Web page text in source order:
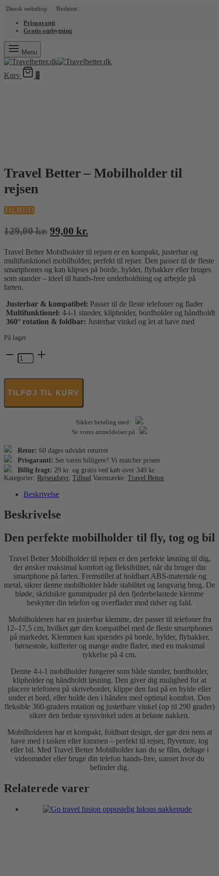
Dansk webshop Bedømt:
Prisgaranti
Gratis ombytning
Menu
Kurv
Travel Better – Mobilholder til
rejsen
TILBUD
129,00kr. Den
pris
var:
129,00 kr..
99,00 kr.
pris
er:
99,00 kr..
Travel Better Mobilholder til rejsen er en kompakt, justerbar og
multifunktionel mobilholder, perfekt til rejser. Den passer til de fleste
smartphones og kan klipses på borde, hylder, flybakker eller bruges
som stander – ideel til hands-free underholdning og arbejde på
farten.
Justerbar & kompatibel: Passer til de fleste telefoner og flader
Multifunktionel: 4-i-1 stander, klipholder, bordholder og håndholdt
360° rotation & foldbar: Justerbar vinkel og let at have med
På lager
Travel
Better
Mobilholder
rejsen
antal
TILFØJ TIL KURV
Sikker betaling med:
Se vores anmeldelser på
Retur: 60 dages udvidet returret
Prisgaranti: Set varen billigere? Vi matcher prisen
Billig fragt: 29 kr. og gratis ved køb over 349 kr.
Kategorier: Rejseudstyr, Tilbud Varemærke: Travel Better
Beskrivelse
Beskrivelse
Den perfekte mobilholder til fly, tog og bil
Travel Better Mobilholder til rejsen er den perfekte løsning til dig,
der ønsker maksimal komfort og fleksibilitet, når du bruger din
smartphone på farten. Fremstillet af holdbart ABS-materiale og
metal, sikrer denne mobilholder både stabilitet og langvarig brug. De
bløde, skridsikre gummipuder på den fjederbelastede klemme
beskytter din telefon og overflader mod ridser og fald.
Mobilholderen har en justerbar klemme, der passer til telefoner fra
12–17,5 cm, hvilket gør den kompatibel med de fleste smartphones
på markedet. Klemmen kan spændes på borde, hylder, flybakker,
børnestole, kufferter og mange andre flader, med en maksimal
tykkelse på 4 cm.
Denne 4-i-1 mobilholder fungerer som både stander, bordholder,
klipholder og håndholdt løsning. Den giver dig mulighed for at
placere telefonen på skrivebordet, klippe den fast på en hylde eller
under et bord, eller holde den i hånden med optimal komfort. Den
fleksible 360-graders rotation og justerbare vinkel (op til 290 grader)
sikrer den bedste synsvinkel uden at belaste nakken.
Mobilholderen har et kompakt, foldbart design, der gør den nem at
have med i tasken eller lommen – perfekt til rejser, flyveture, tog
eller bil. Med Travel Better Mobilholder kan du se film, deltage i
videomøder eller bruge din telefon hands-free, uanset hvor du
befinder dig.
Relaterede varer